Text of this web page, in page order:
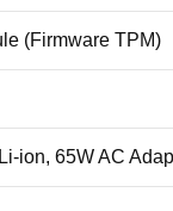
(Firmware TPM)
ion, 65W AC